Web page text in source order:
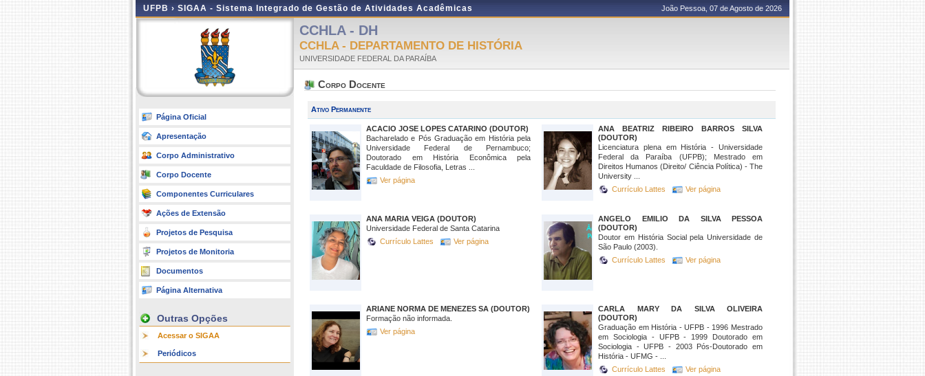
UFPB › SIGAA - Sistema Integrado de Gestão de Atividades Acadêmicas João Pessoa, 07 de Agosto de 2026
Página Oficial
Apresentação
Corpo Administrativo
Corpo Docente
Componentes Curriculares
Ações de Extensão
Projetos de Pesquisa
Projetos de Monitoria
Documentos
Página Alternativa
Outras Opções
Acessar o SIGAA
Periódicos
CCHLA - DH
CCHLA - DEPARTAMENTO DE HISTÓRIA
UNIVERSIDADE FEDERAL DA PARAÍBA
Corpo Docente
Ativo Permanente
ACACIO JOSE LOPES CATARINO (DOUTOR)
Bacharelado e Pós Graduação em História pela
Universidade Federal de Pernambuco;
Doutorado em História Econômica pela
Faculdade de Filosofia, Letras ...
Ver página
ANA BEATRIZ RIBEIRO BARROS SILVA
(DOUTOR)
Licenciatura plena em História - Universidade
Federal da Paraíba (UFPB); Mestrado em
Direitos Humanos (Direito/ Ciência Política) - The
University ...
Currículo Lattes
Ver página
ANA MARIA VEIGA (DOUTOR)
Universidade Federal de Santa Catarina
Currículo Lattes
Ver página
ANGELO EMILIO DA SILVA PESSOA
(DOUTOR)
Doutor em História Social pela Universidade de
São Paulo (2003).
Currículo Lattes
Ver página
ARIANE NORMA DE MENEZES SA (DOUTOR)
Formação não informada.
Ver página
CARLA MARY DA SILVA OLIVEIRA
(DOUTOR)
Graduação em História - UFPB - 1996 Mestrado
em Sociologia - UFPB - 1999 Doutorado em
Sociologia - UFPB - 2003 Pós-Doutorado em
História - UFMG - ...
Currículo Lattes
Ver página